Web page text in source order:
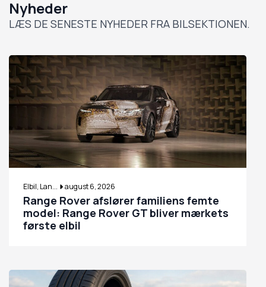
Nyheder
LÆS DE SENESTE NYHEDER FRA BILSEKTIONEN.
Elbil, Lan... august 6, 2026
Range Rover afslører familiens femte
model: Range Rover GT bliver mærkets
første elbil